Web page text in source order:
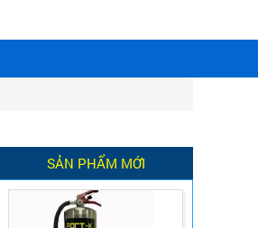
SẢN PHẨM MỚI